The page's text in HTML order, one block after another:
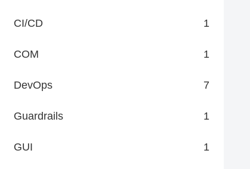
CI/CD 1
COM 1
DevOps 7
Guardrails 1
GUI 1